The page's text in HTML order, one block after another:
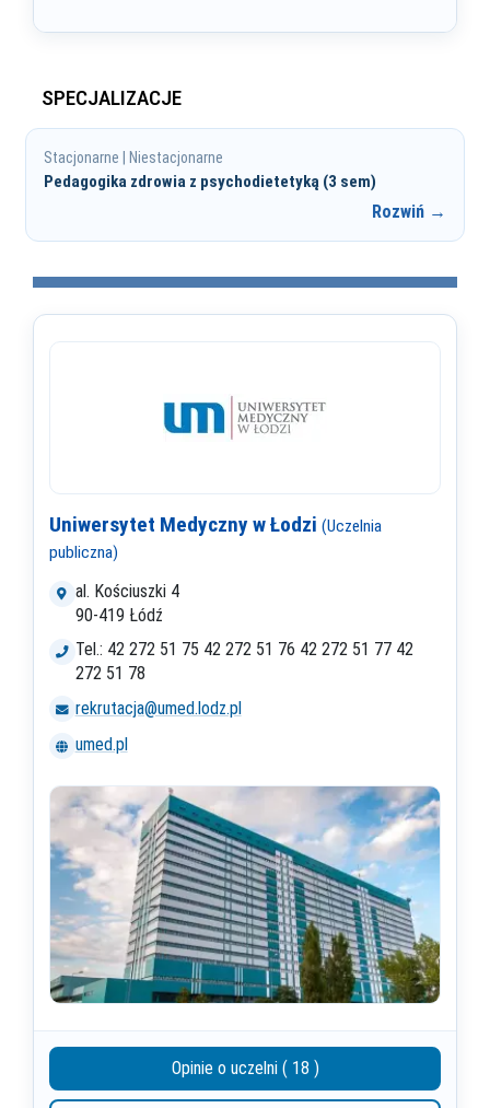
SPECJALIZACJE
Stacjonarne | Niestacjonarne
Pedagogika zdrowia z psychodietetyką (3 sem)
Rozwiń →
Uniwersytet Medyczny w Łodzi (Uczelnia
publiczna)
al. Kościuszki 4
90-419 Łódź
Tel.: 42 272 51 75 42 272 51 76 42 272 51 77 42
272 51 78
rekrutacja@umed.lodz.pl
umed.pl
Opinie o uczelni ( 18 )